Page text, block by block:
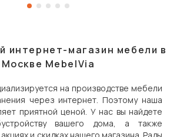
интернет-магазин мебели в
Москве MebelVia
на производстве мебели
через интернет. Поэтому наша
приятной ценой. У нас вы найдете
вашего дома, а также
и скидках нашего магазина. Рады